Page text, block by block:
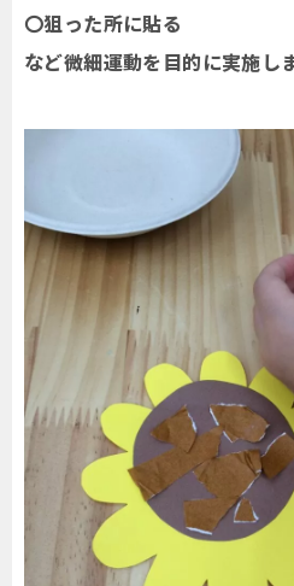
〇狙った所に貼る
など微細運動を目的に実施し